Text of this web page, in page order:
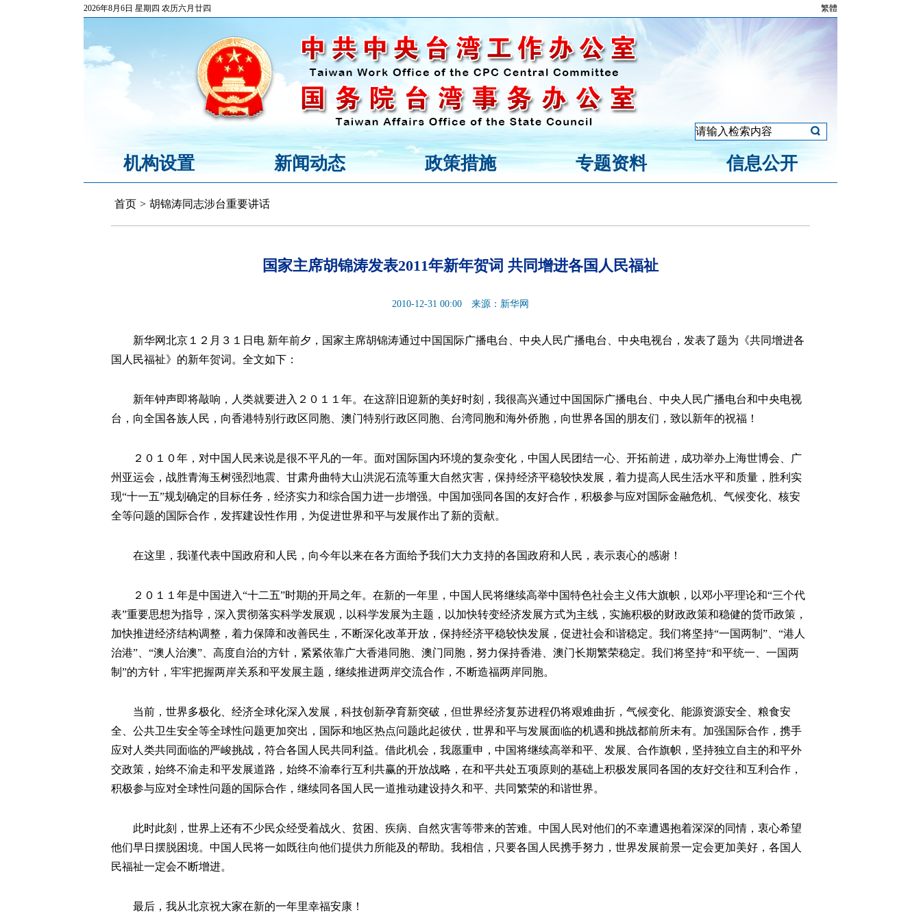
2026年8月6日 星期四 农历六月廿四 繁體
机构设置 新闻动态 政策措施 专题资料 信息公开
首页 > 胡锦涛同志涉台重要讲话
国家主席胡锦涛发表2011年新年贺词 共同增进各国人民福祉
2010-12-31 00:00 来源：新华网
新华网北京１２月３１日电 新年前夕，国家主席胡锦涛通过中国国际广播电台、中央人民广播电台、中央电视台，发表了题为《共同增进各
国人民福祉》的新年贺词。全文如下：
新年钟声即将敲响，人类就要进入２０１１年。在这辞旧迎新的美好时刻，我很高兴通过中国国际广播电台、中央人民广播电台和中央电视
台，向全国各族人民，向香港特别行政区同胞、澳门特别行政区同胞、台湾同胞和海外侨胞，向世界各国的朋友们，致以新年的祝福！
２０１０年，对中国人民来说是很不平凡的一年。面对国际国内环境的复杂变化，中国人民团结一心、开拓前进，成功举办上海世博会、广
州亚运会，战胜青海玉树强烈地震、甘肃舟曲特大山洪泥石流等重大自然灾害，保持经济平稳较快发展，着力提高人民生活水平和质量，胜利实
现“十一五”规划确定的目标任务，经济实力和综合国力进一步增强。中国加强同各国的友好合作，积极参与应对国际金融危机、气候变化、核安
全等问题的国际合作，发挥建设性作用，为促进世界和平与发展作出了新的贡献。
在这里，我谨代表中国政府和人民，向今年以来在各方面给予我们大力支持的各国政府和人民，表示衷心的感谢！
２０１１年是中国进入“十二五”时期的开局之年。在新的一年里，中国人民将继续高举中国特色社会主义伟大旗帜，以邓小平理论和“三个代
表”重要思想为指导，深入贯彻落实科学发展观，以科学发展为主题，以加快转变经济发展方式为主线，实施积极的财政政策和稳健的货币政策，
加快推进经济结构调整，着力保障和改善民生，不断深化改革开放，保持经济平稳较快发展，促进社会和谐稳定。我们将坚持“一国两制”、“港人
治港”、“澳人治澳”、高度自治的方针，紧紧依靠广大香港同胞、澳门同胞，努力保持香港、澳门长期繁荣稳定。我们将坚持“和平统一、一国两
制”的方针，牢牢把握两岸关系和平发展主题，继续推进两岸交流合作，不断造福两岸同胞。
当前，世界多极化、经济全球化深入发展，科技创新孕育新突破，但世界经济复苏进程仍将艰难曲折，气候变化、能源资源安全、粮食安
全、公共卫生安全等全球性问题更加突出，国际和地区热点问题此起彼伏，世界和平与发展面临的机遇和挑战都前所未有。加强国际合作，携手
应对人类共同面临的严峻挑战，符合各国人民共同利益。借此机会，我愿重申，中国将继续高举和平、发展、合作旗帜，坚持独立自主的和平外
交政策，始终不渝走和平发展道路，始终不渝奉行互利共赢的开放战略，在和平共处五项原则的基础上积极发展同各国的友好交往和互利合作，
积极参与应对全球性问题的国际合作，继续同各国人民一道推动建设持久和平、共同繁荣的和谐世界。
此时此刻，世界上还有不少民众经受着战火、贫困、疾病、自然灾害等带来的苦难。中国人民对他们的不幸遭遇抱着深深的同情，衷心希望
他们早日摆脱困境。中国人民将一如既往向他们提供力所能及的帮助。我相信，只要各国人民携手努力，世界发展前景一定会更加美好，各国人
民福祉一定会不断增进。
最后，我从北京祝大家在新的一年里幸福安康！